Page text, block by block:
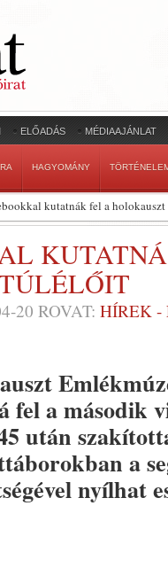
ELŐADÁS MÉDIAAJÁNLAT
HAGYOMÁNY
kutatnák fel a
20 ROVAT: HÍREK -
fel a
után
a
nyílhat